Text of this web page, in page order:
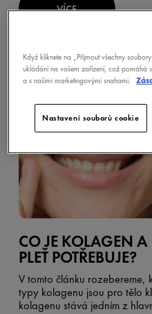
VÍCE
CO JE KOLAGEN
PLEŤ POTŘEBUJE?
V tomto článku
typy kolagenu jsou pro tělo
kolagenu stává jedním z
Když kliknete na „Přijmout všechny
ukládání na vašem zařízení, což pomáhá
a s našimi marketingovými snahami.
Nastavení souborů cookie